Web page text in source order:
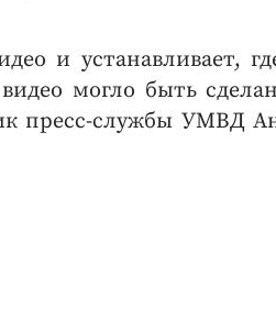
и устанавливает,
могло быть
пресс-службы УМВД